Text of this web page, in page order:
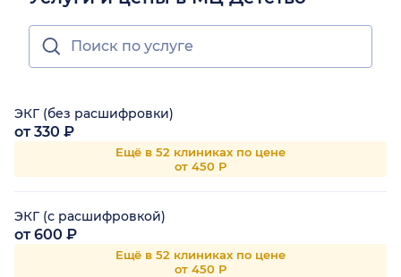
ЭКГ (без расшифровки)
от 330 ₽
Ещё в 52 клиниках по цене
от 450 Р
ЭКГ (с расшифровкой)
от 600 ₽
Ещё в 52 клиниках по цене
от 450 Р